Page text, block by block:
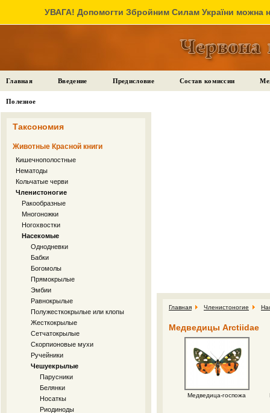
УВАГА! Допомогти Збройним Силам України можна
Главная Введение Предисловие Состав комиссии
Полезное
Таксономия
Животные Красной книги
Кишечнополостные
Нематоды
Кольчатые черви
Членистоногие
Ракообразные
Многоножки
Ногохвостки
Насекомые
Однодневки
Бабки
Богомолы
Прямокрылые
Эмбии
Равнокрылые
Полужесткокрылые или клопы
Жесткокрылые
Сетчатокрылые
Скорпионовые мухи
Ручейники
Чешуекрылые
Парусники
Белянки
Носаткы
Риодиноды
Главная Членистоногие
Медведицы Arctiidae
Медведица-госпожа